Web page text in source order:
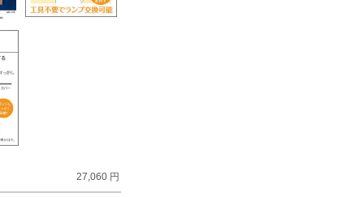
27,060 円